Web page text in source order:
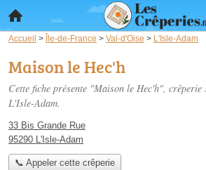
Accueil > Île-de-France > Val-d'Oise > L'Isle-Adam
Maison le Hec'h
Cette fiche présente "Maison le Hec'h", crêperie
L'Isle-Adam.
33 Bis Grande Rue
95290 L'Isle-Adam
📞 Appeler cette crêperie